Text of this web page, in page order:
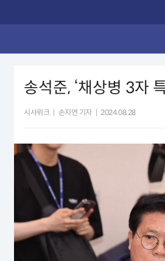
송석준, ‘채상병 3자
시사위크 손지연 기자 2024.08.28